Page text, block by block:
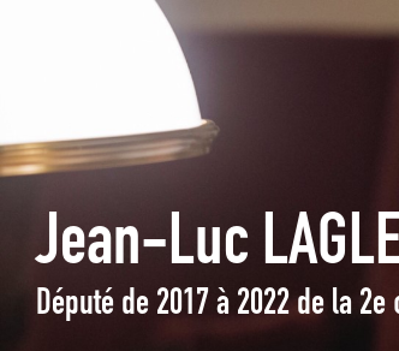
Jean-Luc
Député de 2017 à 2022 de la